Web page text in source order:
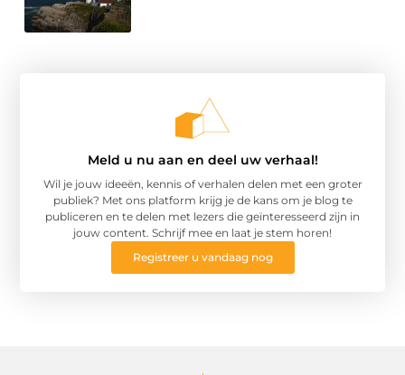
Meld u nu aan en deel uw verhaal!
Wil je jouw ideeën, kennis of verhalen delen met een groter
publiek? Met ons platform krijg je de kans om je blog te
publiceren en te delen met lezers die geïnteresseerd zijn in
jouw content. Schrijf mee en laat je stem horen!
Registreer u vandaag nog